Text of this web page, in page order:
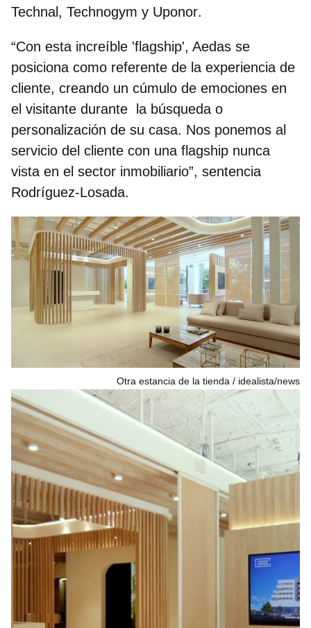
Technal, Technogym y Uponor.
“Con esta increíble 'flagship', Aedas se
posiciona como referente de la experiencia de
cliente, creando un cúmulo de emociones en
el visitante durante la búsqueda o
personalización de su casa. Nos ponemos al
servicio del cliente con una flagship nunca
vista en el sector inmobiliario”, sentencia
Rodríguez-Losada.
Otra estancia de la tienda idealista/news